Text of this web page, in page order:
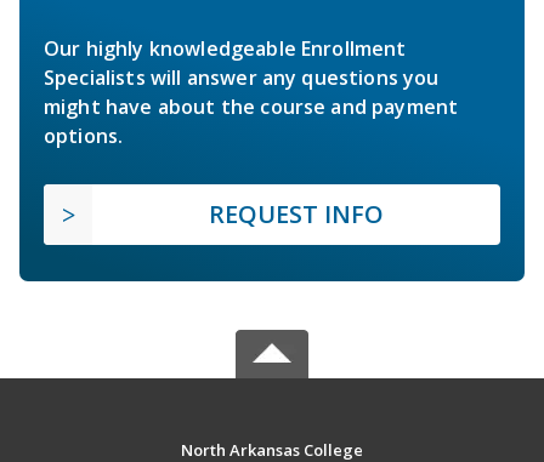
Our highly knowledgeable Enrollment
Specialists will answer any questions you
might have about the course and payment
options.
REQUEST INFO
North Arkansas College